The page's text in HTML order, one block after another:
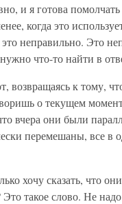
и я готова помолчать
когда это
это неправильно. Это
что-то найти в
к тому,
о текущем
вчера они были
перемешаны, все в
хочу сказать, что
такое слово. Не